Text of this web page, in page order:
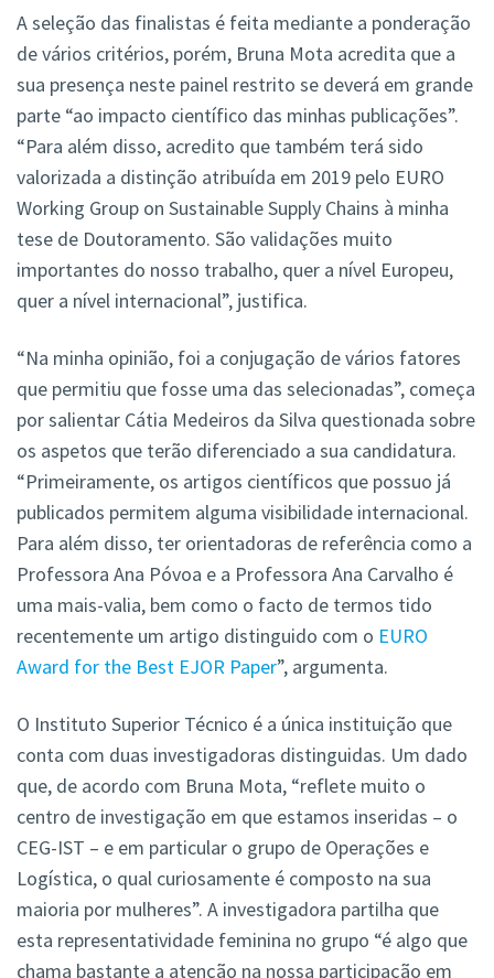
A seleção das finalistas é feita mediante a ponderação
de vários critérios, porém, Bruna Mota acredita que a
sua presença neste painel restrito se deverá em grande
parte “ao impacto científico das minhas publicações”.
“Para além disso, acredito que também terá sido
valorizada a distinção atribuída em 2019 pelo EURO
Working Group on Sustainable Supply Chains à minha
tese de Doutoramento. São validações muito
importantes do nosso trabalho, quer a nível Europeu,
quer a nível internacional”, justifica.
“Na minha opinião, foi a conjugação de vários fatores
que permitiu que fosse uma das selecionadas”, começa
por salientar Cátia Medeiros da Silva questionada sobre
os aspetos que terão diferenciado a sua candidatura.
“Primeiramente, os artigos científicos que possuo já
publicados permitem alguma visibilidade internacional.
Para além disso, ter orientadoras de referência como a
Professora Ana Póvoa e a Professora Ana Carvalho é
uma mais-valia, bem como o facto de termos tido
recentemente um artigo distinguido com o EURO
Award for the Best EJOR Paper”, argumenta.
O Instituto Superior Técnico é a única instituição que
conta com duas investigadoras distinguidas. Um dado
que, de acordo com Bruna Mota, “reflete muito o
centro de investigação em que estamos inseridas – o
CEG-IST – e em particular o grupo de Operações e
Logística, o qual curiosamente é composto na sua
maioria por mulheres”. A investigadora partilha que
esta representatividade feminina no grupo “é algo que
chama bastante a atenção na nossa participação em